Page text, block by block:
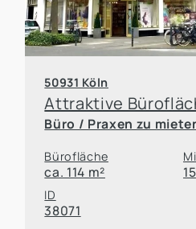
50931 Köln
Büro / Praxen zu
Bürofläche
ca. 114 m²
ID
38071